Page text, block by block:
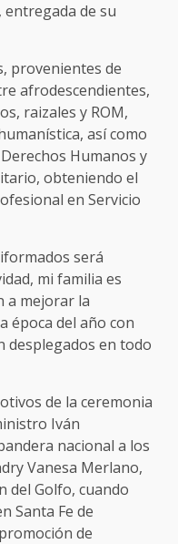
entregada de su
provenientes de
afrodescendientes,
raizales y ROM,
así como
Humanos y
obteniendo el
en Servicio
será
mi familia es
a mejorar la
época del año con
desplegados en todo
de la ceremonia
Iván
nacional a los
Vanesa Merlano,
del Golfo, cuando
Santa Fe de
de